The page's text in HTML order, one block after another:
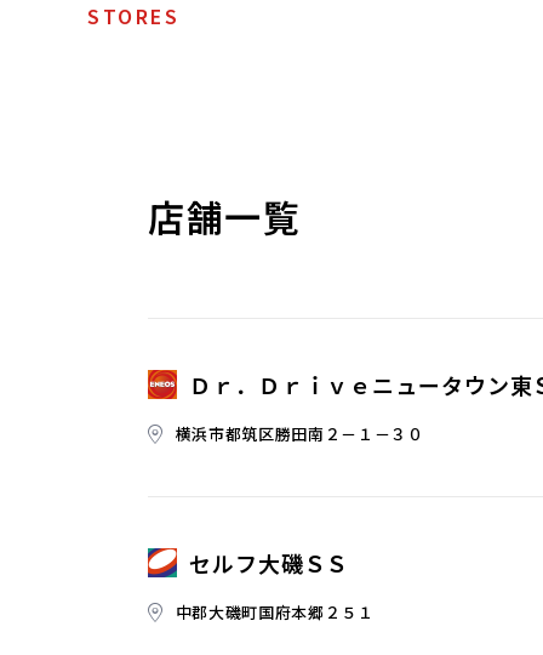
STORES
店舗一覧
Ｄｒ．Ｄｒｉｖｅニュータウン東
横浜市都筑区勝田南２－１－３０
セルフ大磯ＳＳ
中郡大磯町国府本郷２５１